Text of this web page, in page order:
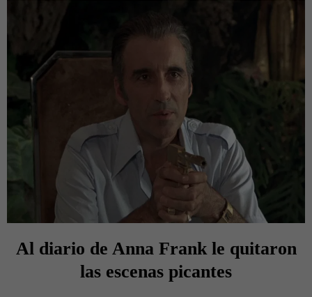
Al diario de Anna Frank le quitaron
las escenas picantes